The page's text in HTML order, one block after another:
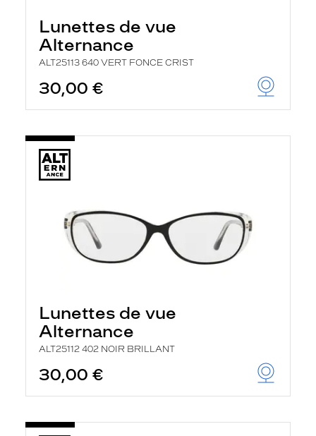
Lunettes de vue
Alternance
ALT25113 640 VERT FONCE CRIST
30,00 €
Lunettes de vue
Alternance
ALT25112 402 NOIR BRILLANT
30,00 €